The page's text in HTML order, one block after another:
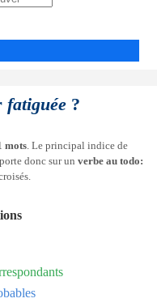
fatiguée ?
mots. Le principal indice de
donc sur un verbe au todo: